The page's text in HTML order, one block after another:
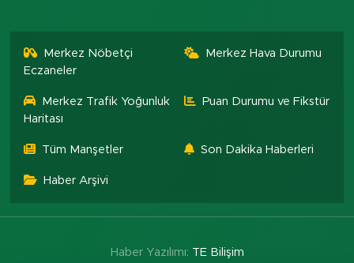
Merkez Nöbetçi
Eczaneler
Merkez Hava Durumu
Merkez Trafik Yoğunluk
Haritası
Puan Durumu ve Fikstür
Tüm Manşetler Son Dakika Haberleri
Haber Arşivi
Haber Yazılımı: TE Bilişim